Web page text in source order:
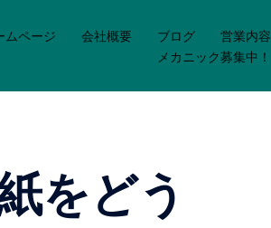
ムページ 会社概要 ブログ 営業内容
メカニック募集中！
をどう